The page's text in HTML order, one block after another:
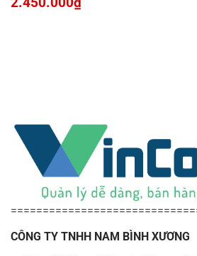
CÔNG TY TNHH NAM BÌNH XƯƠNG